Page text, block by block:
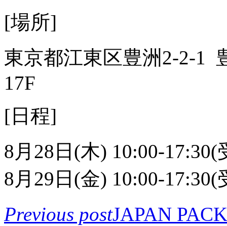
[場所]
東京都江東区豊洲2-2-1
17F
[日程]
8月28日(木) 10:00-
8月29日(金) 10:00-
Previous postJAPAN